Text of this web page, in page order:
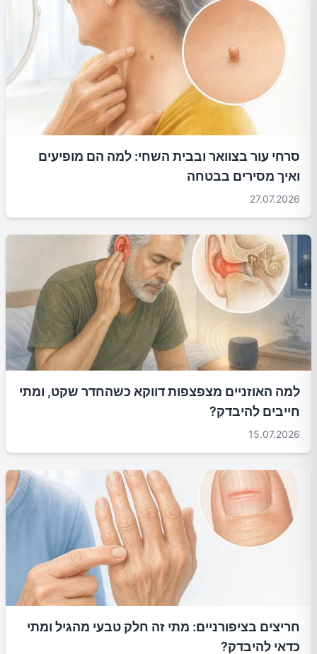
סרחי עור בצוואר ובבית השחי: למה הם מופיעים
ואיך מסירים בבטחה
27.07.2026
למה האוזניים מצפצפות דווקא כשהחדר שקט, ומתי
חייבים להיבדק?
15.07.2026
חריצים בציפורניים: מתי זה חלק טבעי מהגיל ומתי
כדאי להיבדק?